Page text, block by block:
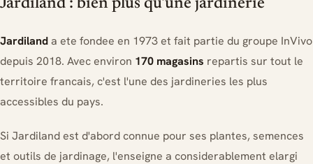
Jardiland : bien plus qu'une jardinerie
Jardilanda ete fondee en 1973 et fait partie du groupe InVivo
depuis 2018. Avec environ 170 magasins repartis sur tout le
territoire francais, c'est l'une des jardineries les plus
accessibles du pays.
Si Jardiland est d'abord connue pour ses plantes, semences
et outils de jardinage, l'enseigne a considerablement elargi